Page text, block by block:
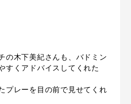
の木下美紀さんも、バドミン
すくアドバイスしてくれた
プレーを目の前で見せてくれ